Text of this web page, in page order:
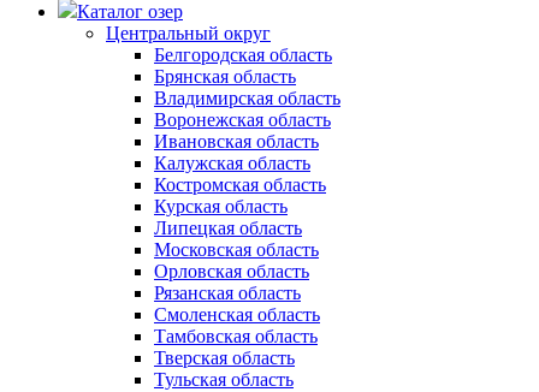
Каталог озер
Центральный округ
Белгородская область
Брянская область
Владимирская область
Воронежская область
Ивановская область
Калужская область
Костромская область
Курская область
Липецкая область
Московская область
Орловская область
Рязанская область
Смоленская область
Тамбовская область
Тверская область
Тульская область